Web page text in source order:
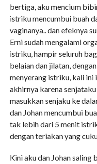
bertiga, aku mencium
istriku mencumbui buah
vaginanya.. dan efeknya
Erni sudah mengalami
istriku, hampir seluruh
belaian dan jilatan,
menyerang istriku, kali ini
akhirnya karena
masukkan senjaku ke
dan Johan mencumbui
tak lebih dari 5 menit
dengan teriakan yang
Kini aku dan Johan saling